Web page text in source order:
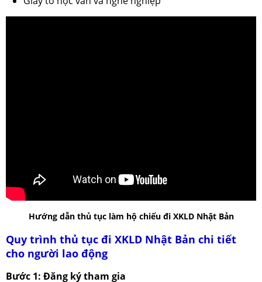
Hướng dẫn thủ tục làm hộ chiếu đi XKLD Nhật Bản
Quy trình thủ tục đi XKLD Nhật Bản chi tiết
cho người lao động
Bước 1: Đăng ký tham gia